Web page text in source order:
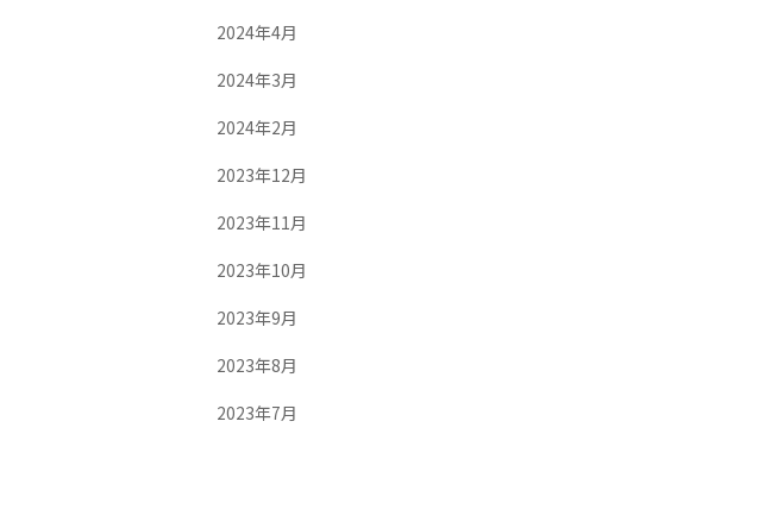
2024年4月
2024年3月
2024年2月
2023年12月
2023年11月
2023年10月
2023年9月
2023年8月
2023年7月